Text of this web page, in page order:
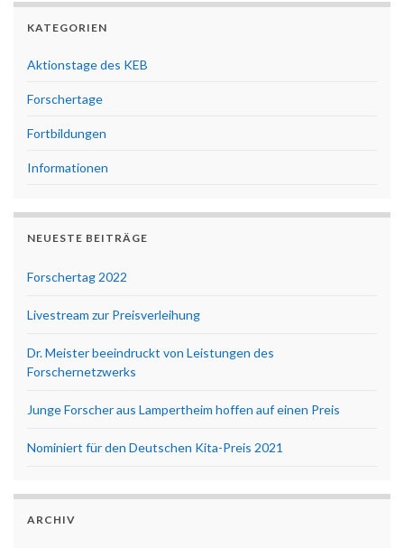
KATEGORIEN
Aktionstage des KEB
Forschertage
Fortbildungen
Informationen
NEUESTE BEITRÄGE
Forschertag 2022
Livestream zur Preisverleihung
Dr. Meister beeindruckt von Leistungen des
Forschernetzwerks
Junge Forscher aus Lampertheim hoffen auf einen Preis
Nominiert für den Deutschen Kita-Preis 2021
ARCHIV